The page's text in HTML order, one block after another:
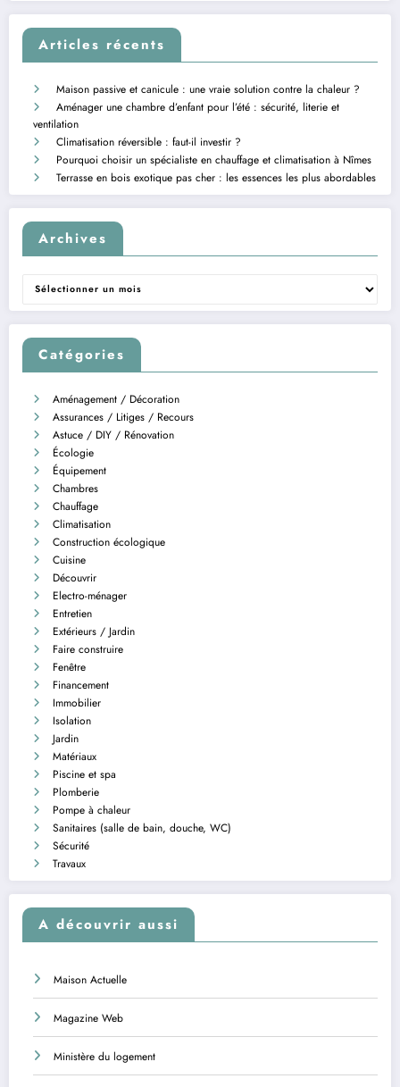
Articles récents
Maison passive et canicule : une vraie solution contre la chaleur ?
Aménager une chambre d’enfant pour l’été : sécurité, literie et
ventilation
Climatisation réversible : faut-il investir ?
Pourquoi choisir un spécialiste en chauffage et climatisation à Nîmes
Terrasse en bois exotique pas cher : les essences les plus abordables
Archives
Archives
Catégories
Aménagement / Décoration
Assurances / Litiges / Recours
Astuce / DIY / Rénovation
Écologie
Équipement
Chambres
Chauffage
Climatisation
Construction écologique
Cuisine
Découvrir
Electro-ménager
Entretien
Extérieurs / Jardin
Faire construire
Fenêtre
Financement
Immobilier
Isolation
Jardin
Matériaux
Piscine et spa
Plomberie
Pompe à chaleur
Sanitaires (salle de bain, douche, WC)
Sécurité
Travaux
A découvrir aussi
Maison Actuelle
Magazine Web
Ministère du logement